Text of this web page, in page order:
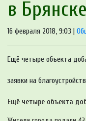
в Брянске
16 февраля 2018, 9:03 |
Ещё четыре объекта
заявки на
Ещё четыре объекта